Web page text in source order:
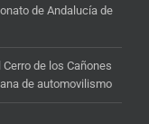
de Andalucía de
de los Cañones
de automovilismo